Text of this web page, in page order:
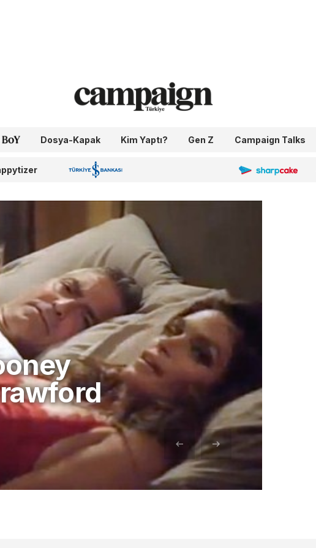
Dosya-Kapak Kim Yaptı? Gen Z Campaign Talks
İş Bankası 100.Yıl Sharpcake